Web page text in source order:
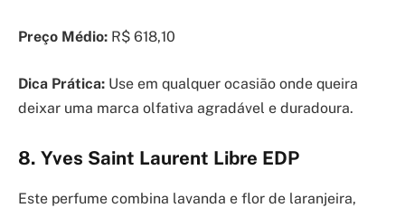
Preço Médio: R$ 618,10
Dica Prática: Use em qualquer ocasião onde queira
deixar uma marca olfativa agradável e duradoura.
8. Yves Saint Laurent Libre EDP
Este perfume combina lavanda e flor de laranjeira,